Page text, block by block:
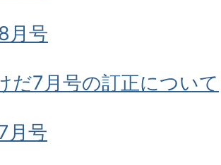
月号
だ7月号の訂正について
月号